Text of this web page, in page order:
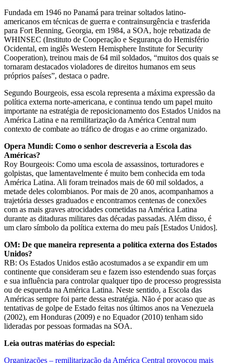
Fundada em 1946 no Panamá para treinar soltados latino-
americanos em técnicas de guerra e contrainsurgência e trasferida
para Fort Benning, Georgia, em 1984, a SOA, hoje rebatizada de
WHINSEC (Instituto de Cooperação e Segurança do Hemisfério
Ocidental, em inglês Western Hemisphere Institute for Security
Cooperation), treinou mais de 64 mil soldados, “muitos dos quais se
tornaram destacados violadores de direitos humanos em seus
próprios países”, destaca o padre.
Segundo Bourgeois, essa escola representa a máxima expressão da
política externa norte-americana, e continua tendo um papel muito
importante na estratégia de reposicionamento dos Estados Unidos na
América Latina e na remilitarização da América Central num
contexto de combate ao tráfico de drogas e ao crime organizado.
Opera Mundi: Como o senhor descreveria a Escola das
Américas?
Roy Bourgeois: Como uma escola de assassinos, torturadores e
golpistas, que lamentavelmente é muito bem conhecida em toda
América Latina. Ali foram treinados mais de 60 mil soldados, a
metade deles colombianos. Por mais de 20 anos, acompanhamos a
trajetória desses graduados e encontramos centenas de conexões
com as mais graves atrocidades cometidas na América Latina
durante as ditaduras militares das décadas passadas. Além disso, é
um claro símbolo da política externa do meu país [Estados Unidos].
OM: De que maneira representa a política externa dos Estados
Unidos?
RB: Os Estados Unidos estão acostumados a se expandir em um
continente que consideram seu e fazem isso estendendo suas forças
e sua influência para controlar qualquer tipo de processo progressista
ou de esquerda na América Latina. Neste sentido, a Escola das
Américas sempre foi parte dessa estratégia. Não é por acaso que as
tentativas de golpe de Estado feitas nos últimos anos na Venezuela
(2002), em Honduras (2009) e no Equador (2010) tenham sido
lideradas por pessoas formadas na SOA.
Leia outras matérias do especial:
Organizações – remilitarização da América Central provocou mais